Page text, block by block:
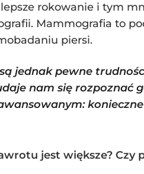
rokowanie i tym
Mammografia to
piersi.
jednak pewne
nam się rozpoznać
jest większe? Czy